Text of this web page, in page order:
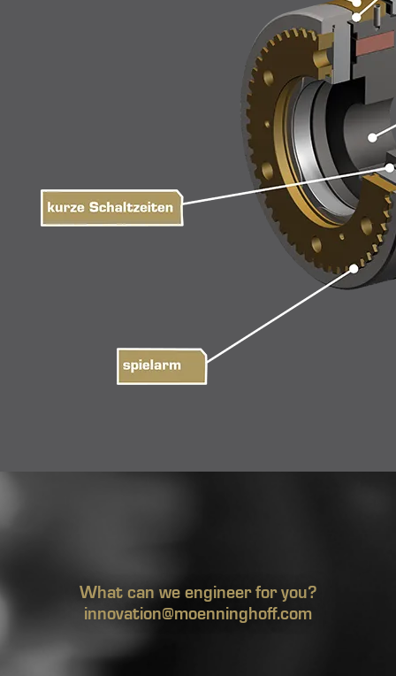
What can we engineer for you?
innovation@moenninghoff.com